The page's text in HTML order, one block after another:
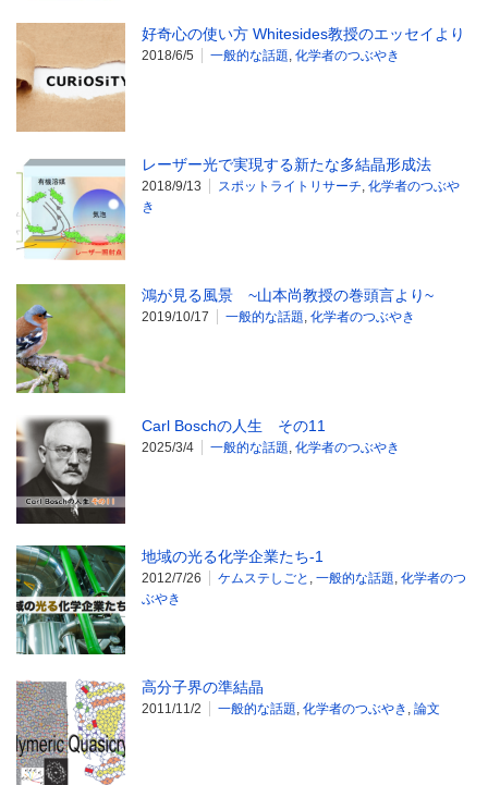
好奇心の使い方 Whitesides教授のエッセイより
2018/6/5 一般的な話題 化学者のつぶやき
レーザー光で実現する新たな多結晶形成法
2018/9/13 スポットライトリサーチ 化学者のつぶや
き
鴻が見る風景 ~山本尚教授の巻頭言より~
2019/10/17 一般的な話題 化学者のつぶやき
Carl Boschの人生 その11
2025/3/4 一般的な話題 化学者のつぶやき
地域の光る化学企業たち-1
2012/7/26 ケムステしごと 一般的な話題 化学者のつ
ぶやき
高分子界の準結晶
2011/11/2 一般的な話題 化学者のつぶやき 論文